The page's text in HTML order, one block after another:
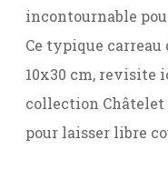
incontournable
Ce typique
10x30 cm, revisite
collection Châtelet
pour laisser libre